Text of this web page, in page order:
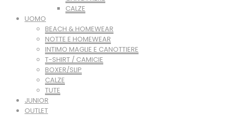
CALZE
UOMO
BEACH & HOMEWEAR
NOTTE E HOMEWEAR
INTIMO MAGLIE E CANOTTIERE
T-SHIRT / CAMICIE
BOXER/SLIP
CALZE
TUTE
JUNIOR
OUTLET